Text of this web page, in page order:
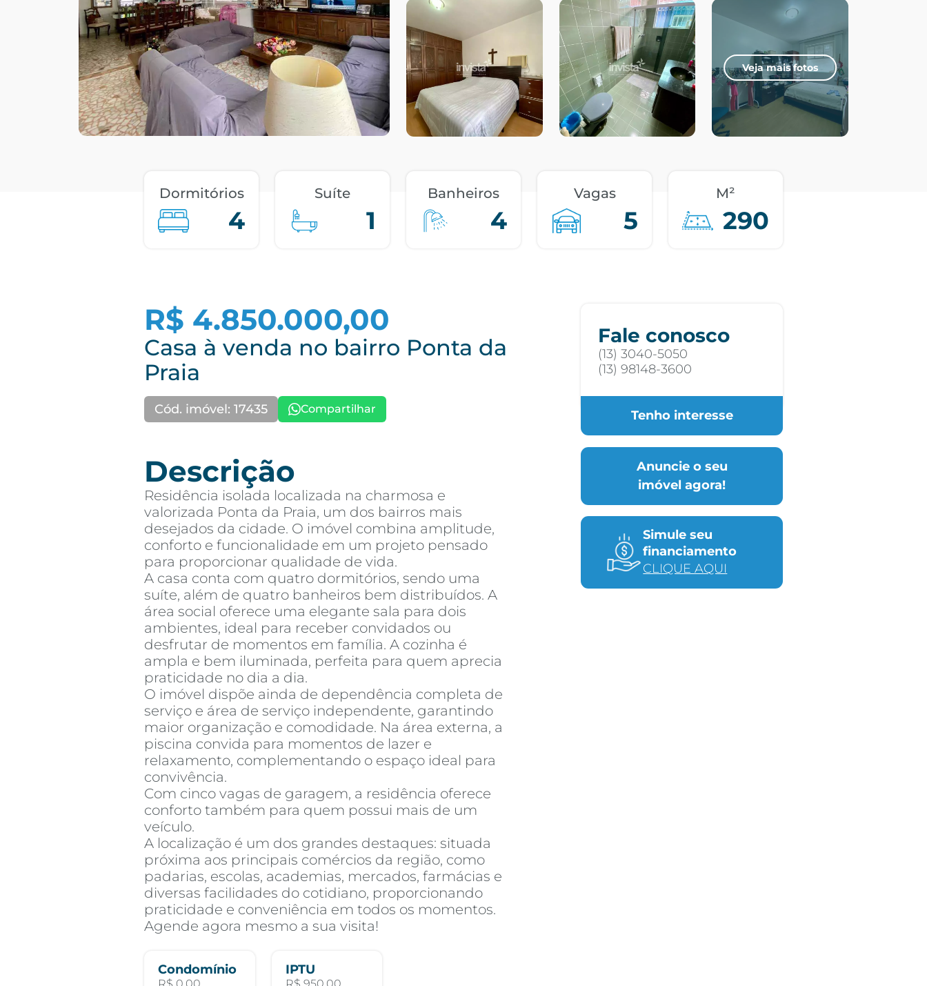
Veja mais fotos
Dormitórios
4
Suíte
1
Banheiros
4
Vagas
5
M²
290
R$ 4.850.000,00
Casa à venda no bairro Ponta da
Praia
Cód. imóvel: 17435 Compartilhar
Descrição
Residência isolada localizada na charmosa e
valorizada Ponta da Praia, um dos bairros mais
desejados da cidade. O imóvel combina amplitude,
conforto e funcionalidade em um projeto pensado
para proporcionar qualidade de vida.
A casa conta com quatro dormitórios, sendo uma
suíte, além de quatro banheiros bem distribuídos. A
área social oferece uma elegante sala para dois
ambientes, ideal para receber convidados ou
desfrutar de momentos em família. A cozinha é
ampla e bem iluminada, perfeita para quem aprecia
praticidade no dia a dia.
O imóvel dispõe ainda de dependência completa de
serviço e área de serviço independente, garantindo
maior organização e comodidade. Na área externa, a
piscina convida para momentos de lazer e
relaxamento, complementando o espaço ideal para
convivência.
Com cinco vagas de garagem, a residência oferece
conforto também para quem possui mais de um
veículo.
A localização é um dos grandes destaques: situada
próxima aos principais comércios da região, como
padarias, escolas, academias, mercados, farmácias e
diversas facilidades do cotidiano, proporcionando
praticidade e conveniência em todos os momentos.
Agende agora mesmo a sua visita!
Condomínio IPTU
Fale conosco
(13) 3040-5050
(13) 98148-3600
Tenho interesse
Anuncie o seu
imóvel agora!
Simule seu
financiamento
CLIQUE AQUI